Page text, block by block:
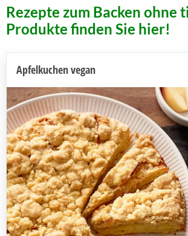
Rezepte zum Backen ohne
Produkte finden Sie hier!
Apfelkuchen vegan